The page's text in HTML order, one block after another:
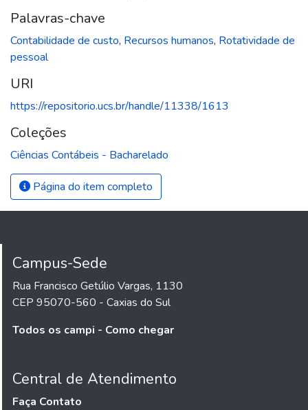
Palavras-chave
Contabilidade de custo, Recursos humanos, Rotatividade de
pessoal
URI
https://repositorio.ucs.br/handle/11338/1613
Coleções
Ciências Contábeis - Bacharelado
Página do item completo
Campus-Sede
Rua Francisco Getúlio Vargas, 1130
CEP 95070-560 - Caxias do Sul
Todos os campi - Como chegar
Central de Atendimento
Faça Contato